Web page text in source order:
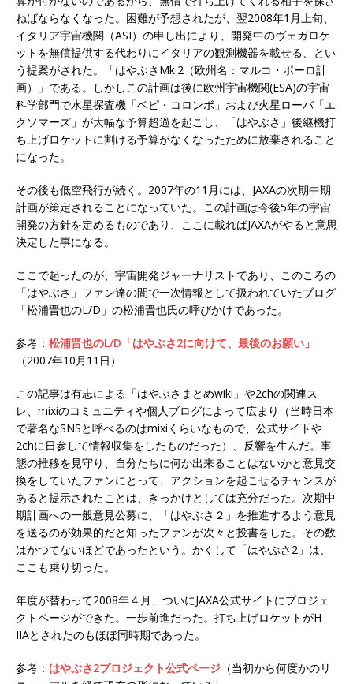
ねばならなくなった。困難が予想されたが、翌2008年1月上旬、
イタリア宇宙機関（ASI）の申し出により、開発中のヴェガロケ
ットを無償提供する代わりにイタリアの観測機器を載せる、とい
う提案がされた。「はやぶさMk.2（欧州名：マルコ・ポーロ計
画）」である。しかしこの計画は後に欧州宇宙機関(ESA)の宇宙
科学部門で水星探査機「ベピ・コロンボ」および火星ローバ「エ
クソマーズ」が大幅な予算超過を起こし、「はやぶさ」後継機打
ち上げロケットに割ける予算がなくなったために放棄されること
になった。
その後も低空飛行が続く。2007年の11月には、JAXAの次期中期
計画が策定されることになっていた。この計画は今後5年の宇宙
開発の方針を定めるものであり、ここに載ればJAXAがやると意思
決定した事になる。
ここで起ったのが、宇宙開発ジャーナリストであり、このころの
「はやぶさ」ファン達の間で一次情報として扱われていたブログ
「松浦晋也のL/D」の松浦晋也氏の呼びかけであった。
参考： 松浦晋也のL/D「はやぶさ2に向けて、最後のお願い」
（2007年10月11日）
この記事は有志による「はやぶさまとめwiki」や2chの関連ス
レ、mixiのコミュニティや個人ブログによって広まり（当時日本
で著名なSNSと呼べるのはmixiくらいなもので、公式サイトや
2chに日参して情報収集をしたものだった）、反響を生んだ。事
態の推移を見守り、自分たちに何か出来ることはないかと意見交
換をしていたファンにとって、アクションを起こせるチャンスが
あると提示されたことは、きっかけとしては充分だった。次期中
期計画への一般意見公募に、「はやぶさ２」を推進するよう意見
を送るのが効果的だと知ったファンが次々と投書をした。その数
はかつてないほどであったという。かくして「はやぶさ2」は、
ここも乗り切った。
年度が替わって2008年４月、ついにJAXA公式サイトにプロジェ
クトページができた。一歩前進だった。打ち上げロケットがH-
IIAとされたのもほぼ同時期であった。
参考： はやぶさ2プロジェクト公式ページ （当初から何度かのリ